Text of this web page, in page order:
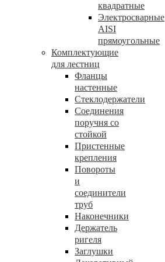
квадратные
Электросварные
AISI
прямоугольные
Комплектующие
для лестниц
Фланцы
настенные
Стеклодержатели
Соединения
поручня со
стойкой
Пристенные
крепления
Повороты
и
соединители
труб
Наконечники
Держатель
ригеля
Заглушки